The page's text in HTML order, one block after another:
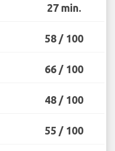
27 min.
58 / 100
66 / 100
48 / 100
55 / 100